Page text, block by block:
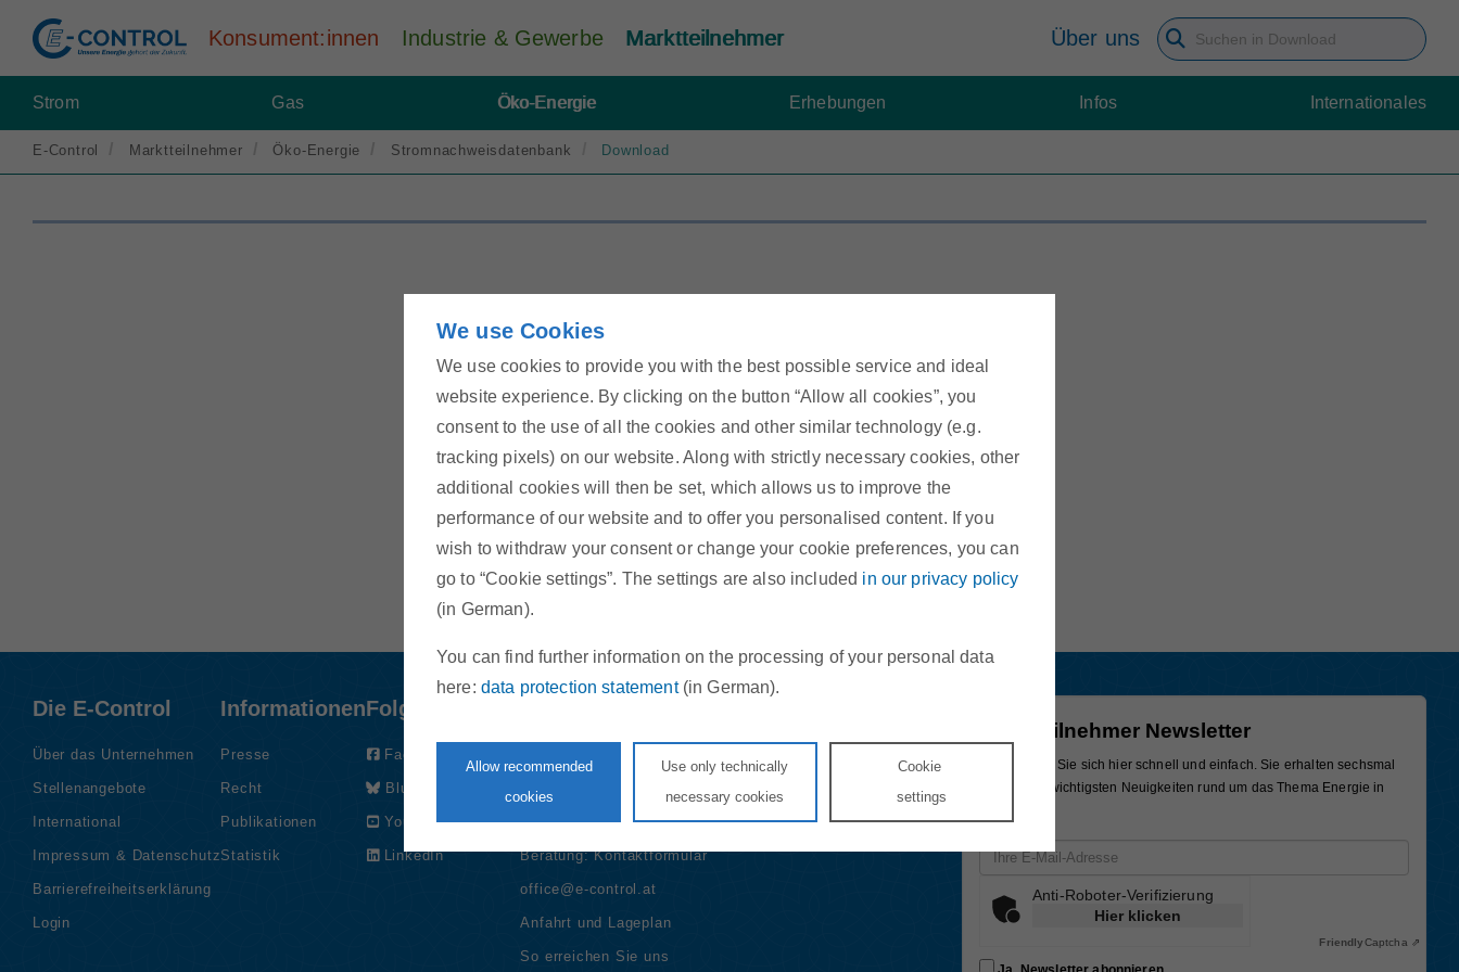
We use Cookies
We use cookies to provide you with the best possible service and ideal
website experience. By clicking on the button “Allow all cookies”, you
consent to the use of all the cookies and other similar technology (e.g.
tracking pixels) on our website. Along with strictly necessary cookies, other
additional cookies will then be set, which allows us to improve the
performance of our website and to offer you personalised content. If you
wish to withdraw your consent or change your cookie preferences, you can
go to “Cookie settings”. The settings are also included in our privacy policy
(in German).
You can find further information on the processing of your personal data
here: data protection statement(in German).
Allow recommended
cookies
Use only technically
necessary cookies
Cookie
settings
Konsument:innen Industrie & Gewerbe Marktteilnehmer Über uns
Suchbegriff eingeben
Strom Gas Öko-Energie Erhebungen Infos Internationales
E-Control Marktteilnehmer Öko-Energie Stromnachweisdatenbank Download
Die E-Control
Über das Unternehmen
Stellenangebote
International
Impressum & Datenschutz
Barrierefreiheitserklärung
Login
Informationen
Presse
Recht
Publikationen
Statistik
Folgen Sie uns
Facebook
Bluesky
YouTube
LinkedIn
Telefon:
Beratung:0800 21 20 20
Beratung:Kontaktformular
office@e-control.at
Anfahrt und Lageplan
So erreichen Sie uns
Marktteilnehmer Newsletter
Registrieren Sie sich hier schnell und einfach. Sie erhalten sechsmal
im Jahr die wichtigsten Neuigkeiten rund um das Thema Energie in
Email-Adresse
Anti-Roboter-Verifizierung
Hier klicken
FriendlyCaptcha ⇗